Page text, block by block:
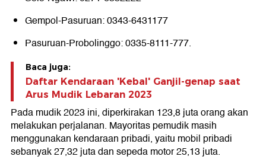
Gempol-Pasuruan: 0343-6431177
Pasuruan-Probolinggo: 0335-8111-777.
Baca juga:
Daftar Kendaraan 'Kebal' Ganjil-genap saat
Arus Mudik Lebaran 2023
Pada mudik 2023 ini, diperkirakan 123,8 juta orang akan
melakukan perjalanan. Mayoritas pemudik masih
menggunakan kendaraan pribadi, yaitu mobil pribadi
sebanyak 27,32 juta dan sepeda motor 25,13 juta.